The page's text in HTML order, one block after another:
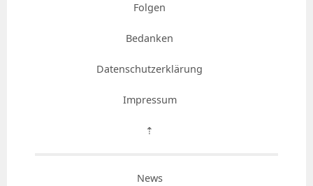
Folgen
Bedanken
Datenschutzerklärung
Impressum
⇡
News